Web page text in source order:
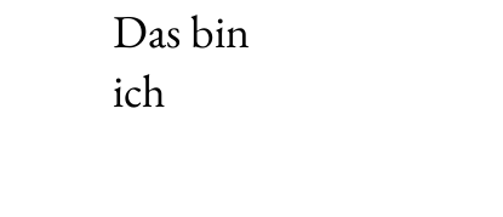
Das bin
ich